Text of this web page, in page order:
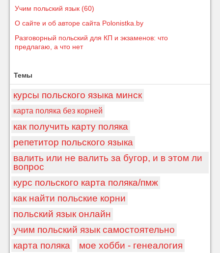
Учим польский язык (60)
О сайте и об авторе сайта Polonistka.by
Разговорный польский для КП и экзаменов: что
предлагаю, а что нет
Темы
курсы польского языка минск
карта поляка без корней
как получить карту поляка
репетитор польского языка
валить или не валить за бугор, и в этом ли
вопрос
курс польского карта поляка/пмж
как найти польские корни
польский язык онлайн
учим польский язык самостоятельно
карта поляка
мое хобби - генеалогия